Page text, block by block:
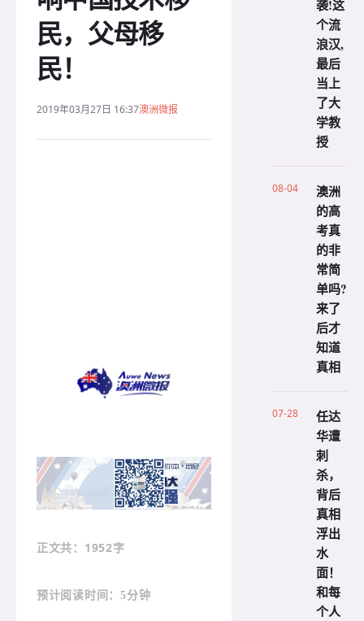
民，父母移
民！
2019年03月27日 16:37澳洲微报
正文共 ：1952字
预计阅读时间：5分钟
袭!这
个流
浪汉,
最后
当上
了大
学教
授
08-04
澳洲
的高
考真
的非
常简
单吗?
来了
后才
知道
真相
07-28
任达
华遭
刺
杀，
背后
真相
浮出
水
面！
和每
个人